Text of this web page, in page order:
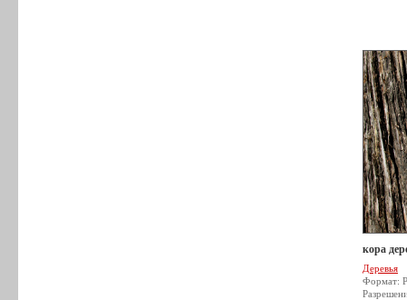
кора
Деревья
Формат: